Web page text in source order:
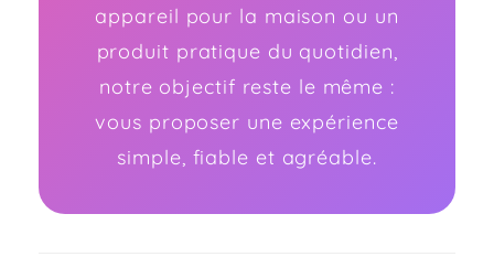
appareil pour la maison ou un
produit pratique du quotidien,
notre objectif reste le même :
vous proposer une expérience
simple, fiable et agréable.